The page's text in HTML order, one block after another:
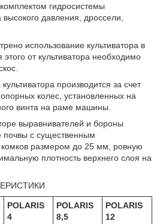
гидросистемы
давления, дроссели,
использование культиватора в
от культиватора необходимо
производится за счет
колес, установленных на
винта на раме машины.
выравнивателей и бороны
почвы с существенным
размером до 25 мм, ровную
плотность верхнего слоя на
POLARIS
4
POLARIS
8,5
POLARIS
12